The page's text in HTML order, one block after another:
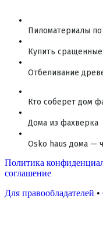
Пиломатериалы
Купить
Отбеливание
Кто соберет дом
Дома из фахверка
Osko haus дома —
Политика
соглашение
Для правообладателей •